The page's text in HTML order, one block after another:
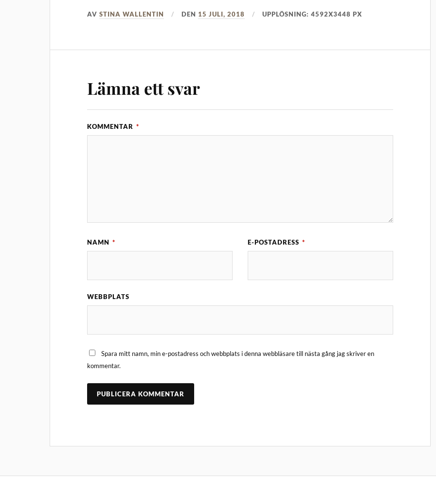
AVSTINA WALLENTIN DEN 15 JULI, 2018 UPPLÖSNING: 4592X3448 PX
Lämna ett svar
KOMMENTAR *
NAMN * E-POSTADRESS *
WEBBPLATS
Spara mitt namn, min e-postadress och webbplats i denna webbläsare till nästa gång jag skriver en
kommentar.